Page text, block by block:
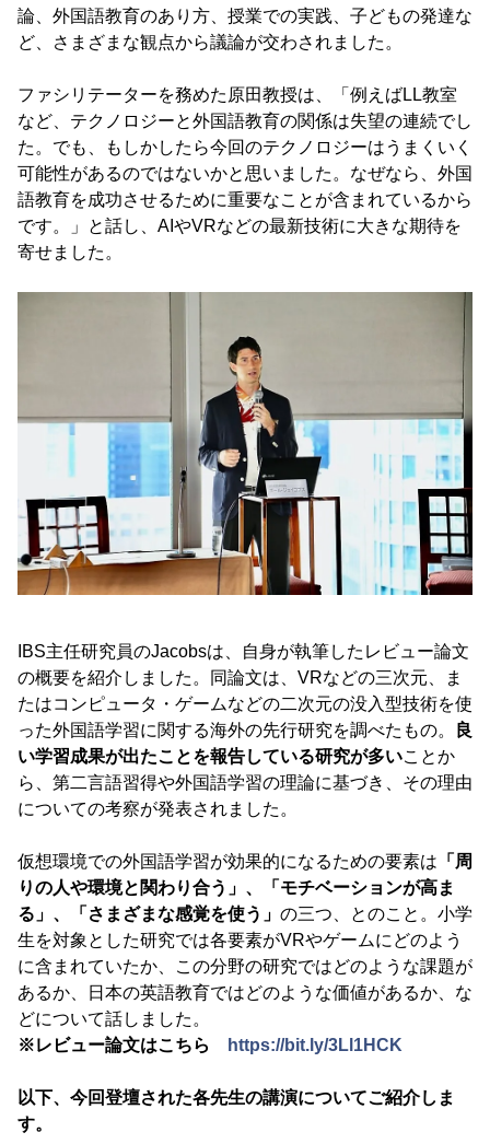
論、外国語教育のあり方、授業での実践、子どもの発達な
ど、さまざまな観点から議論が交わされました。
ファシリテーターを務めた原田教授は、「例えばLL教室
など、テクノロジーと外国語教育の関係は失望の連続でし
た。でも、もしかしたら今回のテクノロジーはうまくいく
可能性があるのではないかと思いました。なぜなら、外国
語教育を成功させるために重要なことが含まれているから
です。」と話し、AIやVRなどの最新技術に大きな期待を
寄せました。
IBS主任研究員のJacobsは、自身が執筆したレビュー論文
の概要を紹介しました。同論文は、VRなどの三次元、ま
たはコンピュータ・ゲームなどの二次元の没入型技術を使
った外国語学習に関する海外の先行研究を調べたもの。
良
い学習成果が出たことを報告している研究が多いことか
ら、第二言語習得や外国語学習の理論に基づき、その理由
についての考察が発表されました。
仮想環境での外国語学習が効果的になるための要素は 「周
りの人や環境と関わり合う」、「モチベーションが高ま
る」、「さまざまな感覚を使う」 の三つ、とのこと。小学
生を対象とした研究では各要素がVRやゲームにどのよう
に含まれていたか、この分野の研究ではどのような課題が
あるか、日本の英語教育ではどのような価値があるか、な
どについて話しました。
※レビュー論文はこちら
https://bit.ly/3Ll1HCK
以下、今回登壇された各先生の講演についてご紹介しま
す。